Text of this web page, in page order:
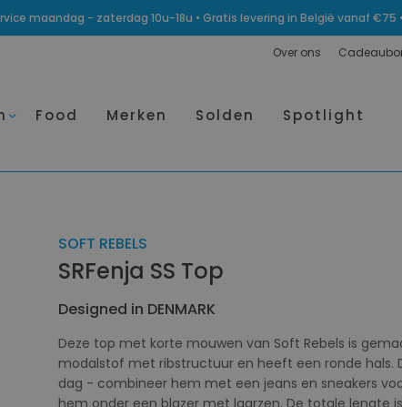
maandag - zaterdag 10u-18u • Gratis levering in België vanaf
Over ons
Food Merken Solden Spotlight
SOFT REBELS
SRFenja SS Top
Designed in DENMARK
Deze top met korte mouwen van Soft Rebels is
modalstof met ribstructuur en heeft een ronde hals.
dag - combineer hem met een jeans en sneakers
hem onder een blazer met laarzen. De totale lengte